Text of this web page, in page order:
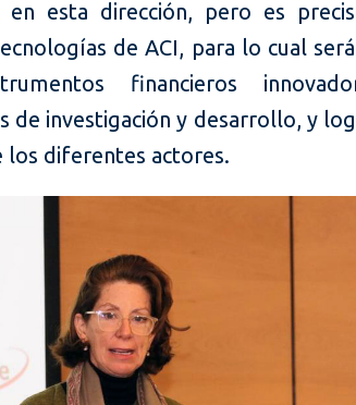
en esta dirección, pero es
de ACI, para lo cual
financieros
de investigación y desarrollo, y
los diferentes actores.